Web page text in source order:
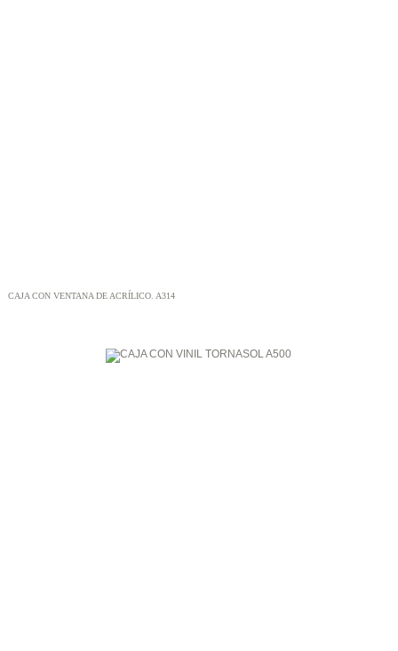
CAJA CON VENTANA DE ACRÍLICO. A314